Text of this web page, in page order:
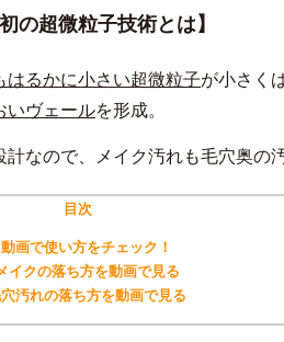
初の超微粒子技術とは】
はるかに小さい超微粒子が小さく
いヴェールを形成。
なので、メイク汚れも毛穴奥の
目次
画で使い方をチェック！
イクの落ち方を動画で見る
汚れの落ち方を動画で見る